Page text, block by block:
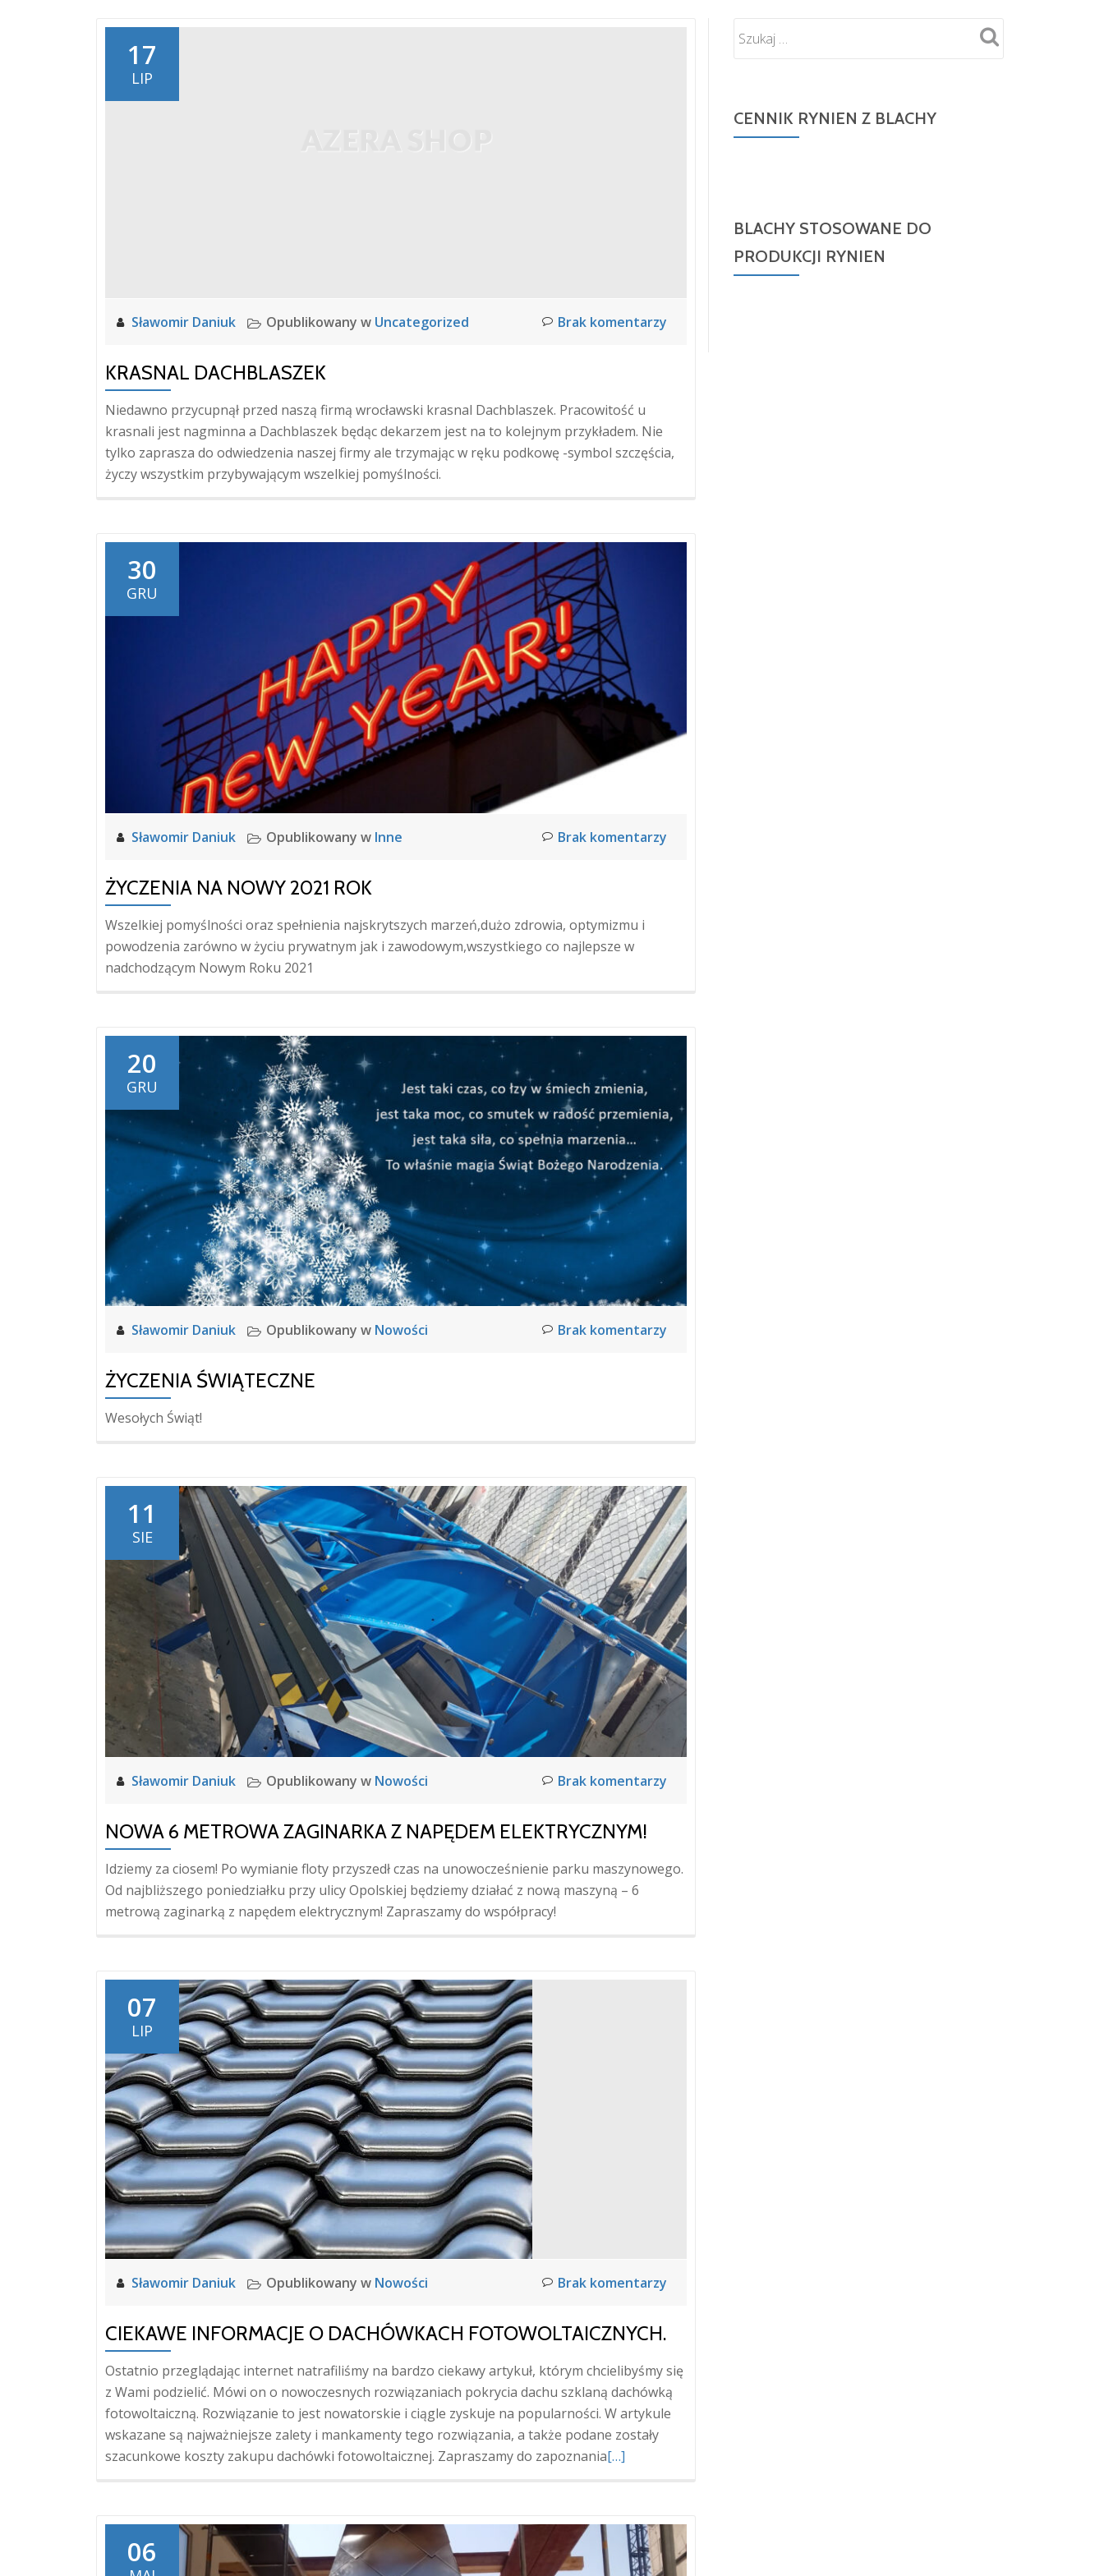
17
LIP
Sławomir Daniuk Opublikowany w Uncategorized Brak komentarzy
KRASNAL DACHBLASZEK
Niedawno przycupnął przed naszą firmą wrocławski krasnal Dachblaszek. Pracowitość u
krasnali jest nagminna a Dachblaszek będąc dekarzem jest na to kolejnym przykładem. Nie
tylko zaprasza do odwiedzenia naszej firmy ale trzymając w ręku podkowę -symbol szczęścia,
życzy wszystkim przybywającym wszelkiej pomyślności.
30
GRU
Sławomir Daniuk Opublikowany w Inne Brak komentarzy
ŻYCZENIA NA NOWY 2021 ROK
Wszelkiej pomyślności oraz spełnienia najskrytszych marzeń,dużo zdrowia, optymizmu i
powodzenia zarówno w życiu prywatnym jak i zawodowym,wszystkiego co najlepsze w
nadchodzącym Nowym Roku 2021
20
GRU
Sławomir Daniuk Opublikowany w Nowości Brak komentarzy
ŻYCZENIA ŚWIĄTECZNE
Wesołych Świąt!
11
SIE
Sławomir Daniuk Opublikowany w Nowości Brak komentarzy
NOWA 6 METROWA ZAGINARKA Z NAPĘDEM ELEKTRYCZNYM!
Idziemy za ciosem! Po wymianie floty przyszedł czas na unowocześnienie parku maszynowego.
Od najbliższego poniedziałku przy ulicy Opolskiej będziemy działać z nową maszyną – 6
metrową zaginarką z napędem elektrycznym! Zapraszamy do współpracy!
07
LIP
Sławomir Daniuk Opublikowany w Nowości Brak komentarzy
CIEKAWE INFORMACJE O DACHÓWKACH FOTOWOLTAICZNYCH.
Ostatnio przeglądając internet natrafiliśmy na bardzo ciekawy artykuł, którym chcielibyśmy się
z Wami podzielić. Mówi on o nowoczesnych rozwiązaniach pokrycia dachu szklaną dachówką
fotowoltaiczną. Rozwiązanie to jest nowatorskie i ciągle zyskuje na popularności. W artykule
wskazane są najważniejsze zalety i mankamenty tego rozwiązania, a także podane zostały
szacunkowe koszty zakupu dachówki fotowoltaicznej. Zapraszamy do zapoznaniaWięcej
dachówkach
fotowoltaicznych.
[…]
06
CENNIK RYNIEN Z BLACHY
BLACHY STOSOWANE DO
PRODUKCJI RYNIEN